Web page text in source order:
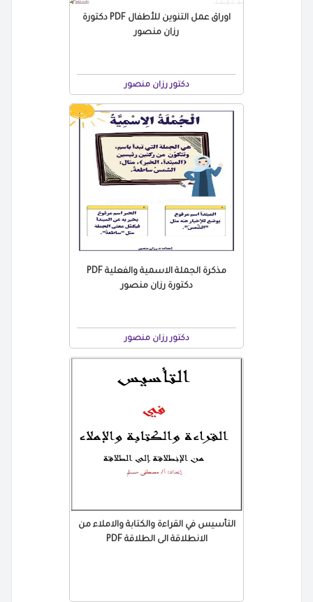
اوراق عمل التنوين للأطفال PDF دكتورة
رزان منصور
دكتور رزان منصور
مذكرة الجملة الاسمية والفعلية PDF
دكتورة رزان منصور
دكتور رزان منصور
التأسيس في القراءة والكتابة والاملاء من
الانطلاقة الى الطلاقة PDF